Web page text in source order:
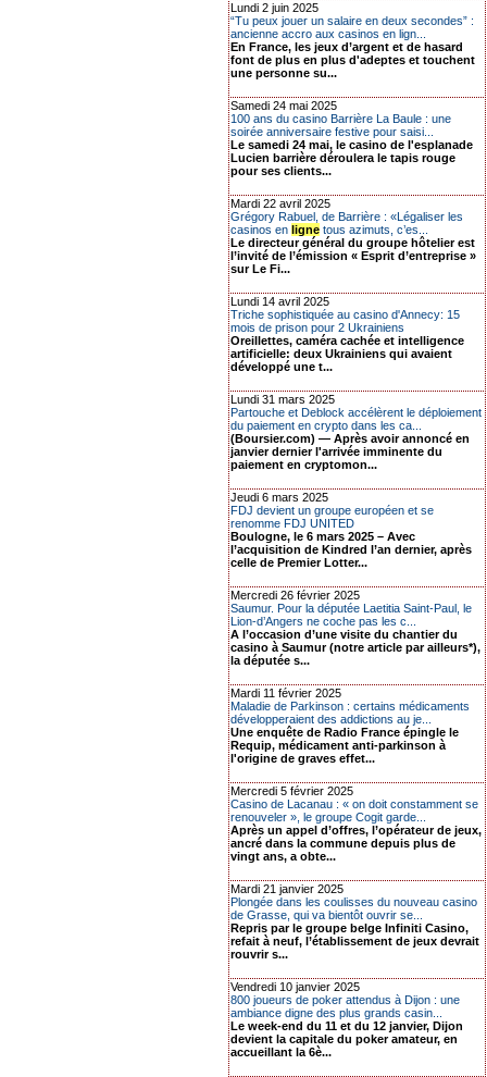
Lundi 2 juin 2025
“Tu peux jouer un salaire en deux secondes” :
ancienne accro aux casinos en lign...
En France, les jeux d’argent et de hasard
font de plus en plus d'adeptes et touchent
une personne su...
Samedi 24 mai 2025
100 ans du casino Barrière La Baule : une
soirée anniversaire festive pour saisi...
Le samedi 24 mai, le casino de l'esplanade
Lucien barrière déroulera le tapis rouge
pour ses clients...
Mardi 22 avril 2025
Grégory Rabuel, de Barrière : «Légaliser les
casinos en ligne tous azimuts, c’es...
Le directeur général du groupe hôtelier est
l’invité de l’émission « Esprit d’entreprise »
sur Le Fi...
Lundi 14 avril 2025
Triche sophistiquée au casino d'Annecy: 15
mois de prison pour 2 Ukrainiens
Oreillettes, caméra cachée et intelligence
artificielle: deux Ukrainiens qui avaient
développé une t...
Lundi 31 mars 2025
Partouche et Deblock accélèrent le déploiement
du paiement en crypto dans les ca...
(Boursier.com) — Après avoir annoncé en
janvier dernier l'arrivée imminente du
paiement en cryptomon...
Jeudi 6 mars 2025
FDJ devient un groupe européen et se
renomme FDJ UNITED
Boulogne, le 6 mars 2025 – Avec
l’acquisition de Kindred l’an dernier, après
celle de Premier Lotter...
Mercredi 26 février 2025
Saumur. Pour la députée Laetitia Saint-Paul, le
Lion-d’Angers ne coche pas les c...
A l’occasion d’une visite du chantier du
casino à Saumur (notre article par ailleurs*),
la députée s...
Mardi 11 février 2025
Maladie de Parkinson : certains médicaments
développeraient des addictions au je...
Une enquête de Radio France épingle le
Requip, médicament anti-parkinson à
l'origine de graves effet...
Mercredi 5 février 2025
Casino de Lacanau : « on doit constamment se
renouveler », le groupe Cogit garde...
Après un appel d’offres, l’opérateur de jeux,
ancré dans la commune depuis plus de
vingt ans, a obte...
Mardi 21 janvier 2025
Plongée dans les coulisses du nouveau casino
de Grasse, qui va bientôt ouvrir se...
Repris par le groupe belge Infiniti Casino,
refait à neuf, l’établissement de jeux devrait
rouvrir s...
Vendredi 10 janvier 2025
800 joueurs de poker attendus à Dijon : une
ambiance digne des plus grands casin...
Le week-end du 11 et du 12 janvier, Dijon
devient la capitale du poker amateur, en
accueillant la 6è...